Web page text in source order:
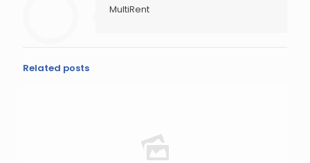
MultiRent
Related posts